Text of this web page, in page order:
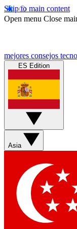
Skip to main content
Open menu Close
mejores consejos
ES Edition
Asia